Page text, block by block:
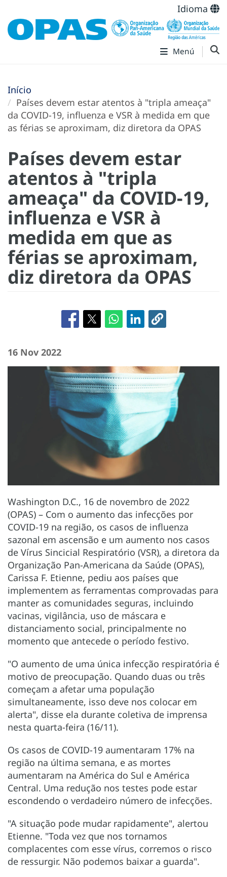
Idioma
Menú
Início
Países devem estar atentos à "tripla ameaça"
da COVID-19, influenza e VSR à medida em que
as férias se aproximam, diz diretora da OPAS
Países devem estar
atentos à "tripla
ameaça" da COVID-19,
influenza e VSR à
medida em que as
férias se aproximam,
diz diretora da OPAS
16 Nov 2022
Washington D.C., 16 de novembro de 2022
(OPAS) – Com o aumento das infecções por
COVID-19 na região, os casos de influenza
sazonal em ascensão e um aumento nos casos
de Vírus Sincicial Respiratório (VSR), a diretora da
Organização Pan-Americana da Saúde (OPAS),
Carissa F. Etienne, pediu aos países que
implementem as ferramentas comprovadas para
manter as comunidades seguras, incluindo
vacinas, vigilância, uso de máscara e
distanciamento social, principalmente no
momento que antecede o período festivo.
"O aumento de uma única infecção respiratória é
motivo de preocupação. Quando duas ou três
começam a afetar uma população
simultaneamente, isso deve nos colocar em
alerta", disse ela durante coletiva de imprensa
nesta quarta-feira (16/11).
Os casos de COVID-19 aumentaram 17% na
região na última semana, e as mortes
aumentaram na América do Sul e América
Central. Uma redução nos testes pode estar
escondendo o verdadeiro número de infecções.
"A situação pode mudar rapidamente", alertou
Etienne. "Toda vez que nos tornamos
complacentes com esse vírus, corremos o risco
de ressurgir. Não podemos baixar a guarda".